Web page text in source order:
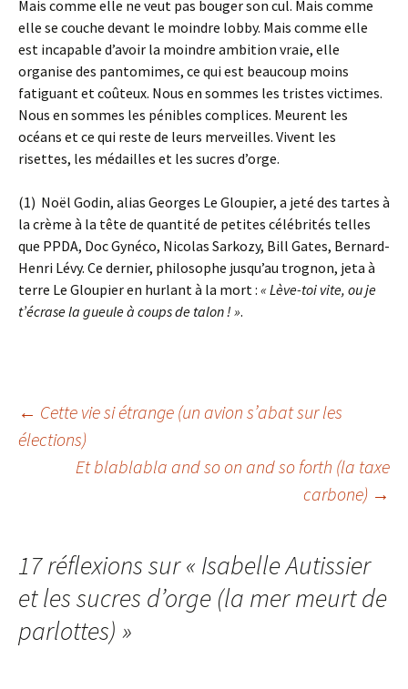
Mais comme elle ne veut pas bouger son cul. Mais comme
elle se couche devant le moindre lobby. Mais comme elle
est incapable d’avoir la moindre ambition vraie, elle
organise des pantomimes, ce qui est beaucoup moins
fatiguant et coûteux. Nous en sommes les tristes victimes.
Nous en sommes les pénibles complices. Meurent les
océans et ce qui reste de leurs merveilles. Vivent les
risettes, les médailles et les sucres d’orge.
(1) Noël Godin, alias Georges Le Gloupier, a jeté des tartes à
la crème à la tête de quantité de petites célébrités telles
que PPDA, Doc Gynéco, Nicolas Sarkozy, Bill Gates, Bernard-
Henri Lévy. Ce dernier, philosophe jusqu’au trognon, jeta à
terre Le Gloupier en hurlant à la mort : « Lève-toi vite, ou je
t’écrase la gueule à coups de talon ! ».
Navigation
← Cette vie si étrange (un avion s’abat sur les
élections)
Et blablabla and so on and so forth (la taxe
carbone) →
17 réflexions sur « Isabelle Autissier
et les sucres d’orge (la mer meurt de
parlottes) »